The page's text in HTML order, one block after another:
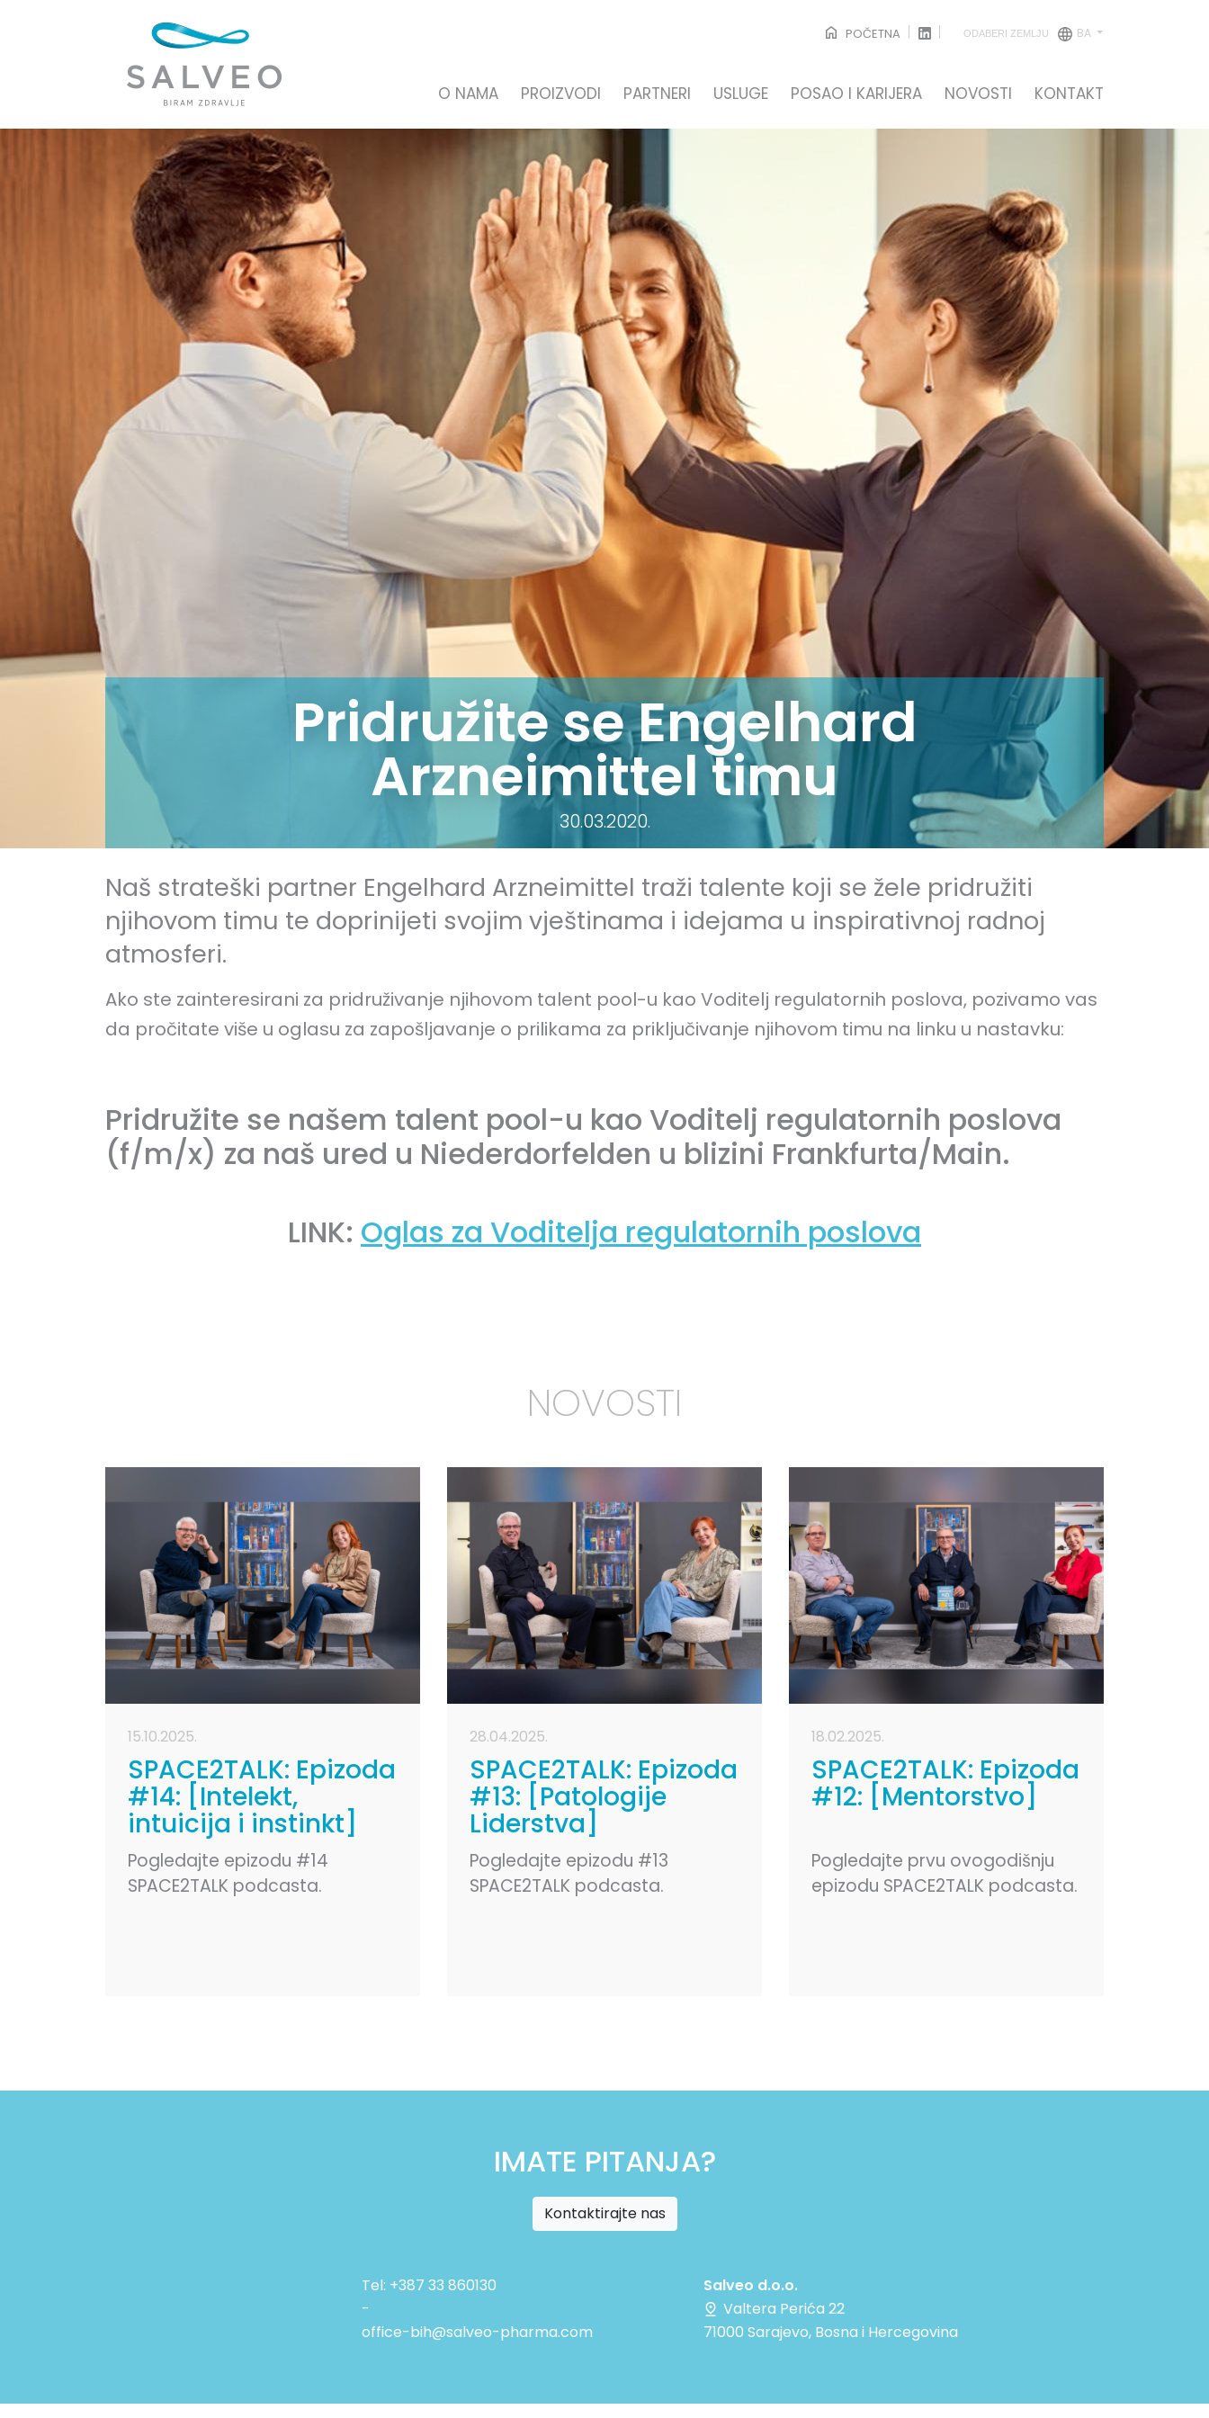
O NAMA PROIZVODI PARTNERI USLUGE POSAO I KARIJERA NOVOSTI KONTAKT
POČETNA ODABERI ZEMLJU BA
Pridružite se Engelhard
Arzneimittel timu
30.03.2020.
Naš strateški partner Engelhard Arzneimittel traži talente koji se žele pridružiti
njihovom timu te doprinijeti svojim vještinama i idejama u inspirativnoj radnoj
atmosferi.
Ako ste zainteresirani za pridruživanje njihovom talent pool-u kao Voditelj regulatornih poslova, pozivamo vas
da pročitate više u oglasu za zapošljavanje o prilikama za priključivanje njihovom timu na linku u nastavku:
Pridružite se našem talent pool-u kao Voditelj regulatornih poslova
(f/m/x) za naš ured u Niederdorfelden u blizini Frankfurta/Main.
LINK: Oglas za Voditelja regulatornih poslova
NOVOSTI
15.10.2025.
SPACE2TALK: Epizoda
#14: [Intelekt,
intuicija i instinkt]
Pogledajte epizodu #14
SPACE2TALK podcasta.
28.04.2025.
SPACE2TALK: Epizoda
#13: [Patologije
Liderstva]
Pogledajte epizodu #13
SPACE2TALK podcasta.
18.02.2025.
SPACE2TALK: Epizoda
#12: [Mentorstvo]
Pogledajte prvu ovogodišnju
epizodu SPACE2TALK podcasta.
IMATE PITANJA?
Kontaktirajte nas
Tel: +387 33 860130
-
office-bih@salveo-pharma.com
Salveo d.o.o.
Valtera Perića 22
71000 Sarajevo, Bosna i Hercegovina